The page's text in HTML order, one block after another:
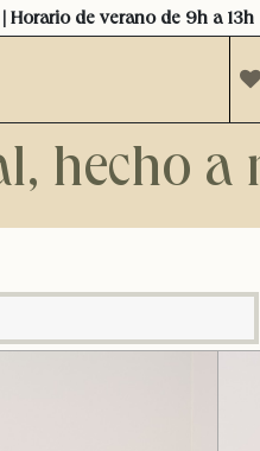
| Horario de verano de 9h a 13h
hecho a